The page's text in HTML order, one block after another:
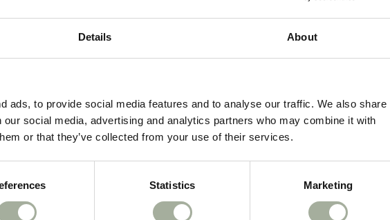
Details About
ads, to provide social media features and to analyse our traffic. We also share
social media, advertising and analytics partners who may combine it with
or that they’ve collected from your use of their services.
Statistics Marketing